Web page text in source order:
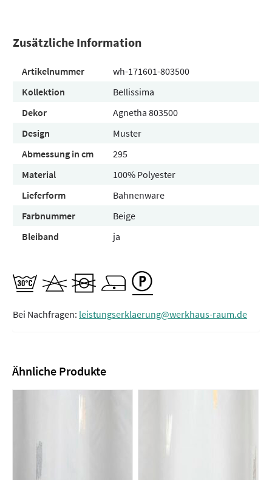
Zusätzliche Information
Artikelnummer
wh-171601-803500
Kollektion
Bellissima
Dekor
Agnetha 803500
Design
Muster
Abmessung in cm
295
Material
100% Polyester
Lieferform
Bahnenware
Farbnummer
Beige
Bleiband
ja
Bei Nachfragen: leistungserklaerung@werkhaus-raum.de
Ähnliche Produkte